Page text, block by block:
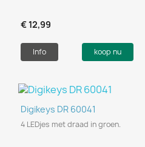
€ 12,99
Info koop nu
Digikeys DR 60041
4 LEDjes met draad in groen.